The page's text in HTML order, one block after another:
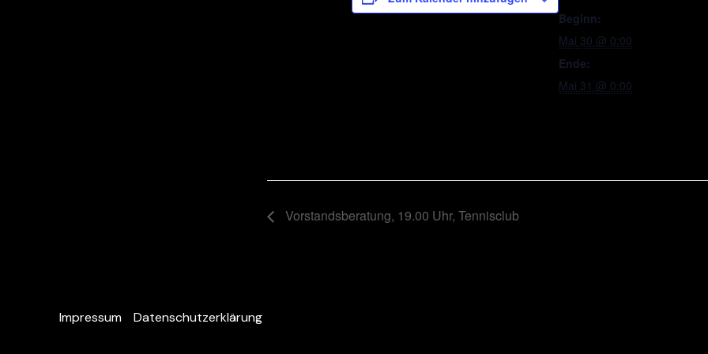
Beginn:
Mai 30 @ 0:00
Ende:
Mai 31 @ 0:00
Vorstandsberatung, 19.00 Uhr, Tennisclub
Impressum Datenschutzerklärung